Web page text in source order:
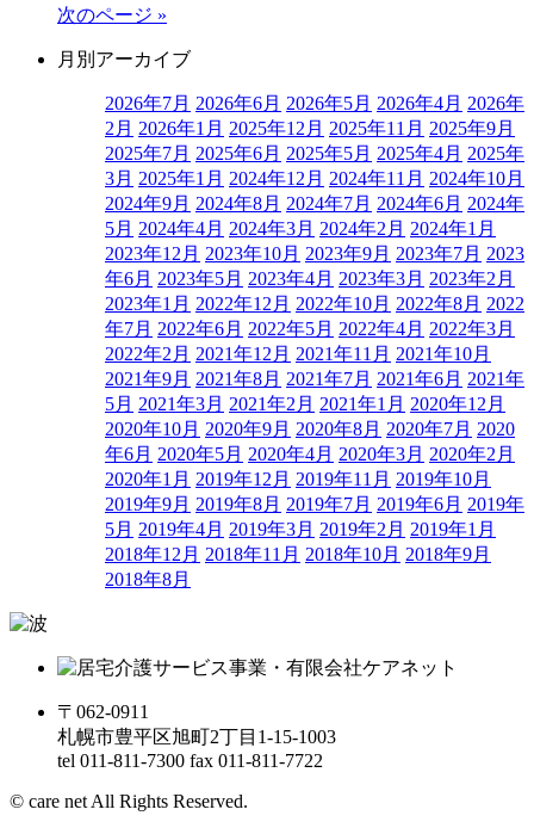
次のページ »
月別アーカイブ
2026年7月 2026年6月 2026年5月 2026年4月 2026年
2月 2026年1月 2025年12月 2025年11月 2025年9月
2025年7月 2025年6月 2025年5月 2025年4月 2025年
3月 2025年1月 2024年12月 2024年11月 2024年10月
2024年9月 2024年8月 2024年7月 2024年6月 2024年
5月 2024年4月 2024年3月 2024年2月 2024年1月
2023年12月 2023年10月 2023年9月 2023年7月 2023
年6月 2023年5月 2023年4月 2023年3月 2023年2月
2023年1月 2022年12月 2022年10月 2022年8月 2022
年7月 2022年6月 2022年5月 2022年4月 2022年3月
2022年2月 2021年12月 2021年11月 2021年10月
2021年9月 2021年8月 2021年7月 2021年6月 2021年
5月 2021年3月 2021年2月 2021年1月 2020年12月
2020年10月 2020年9月 2020年8月 2020年7月 2020
年6月 2020年5月 2020年4月 2020年3月 2020年2月
2020年1月 2019年12月 2019年11月 2019年10月
2019年9月 2019年8月 2019年7月 2019年6月 2019年
5月 2019年4月 2019年3月 2019年2月 2019年1月
2018年12月 2018年11月 2018年10月 2018年9月
2018年8月
〒062-0911
札幌市豊平区旭町2丁目1-15-1003
tel 011-811-7300 fax 011-811-7722
© care net All Rights Reserved.